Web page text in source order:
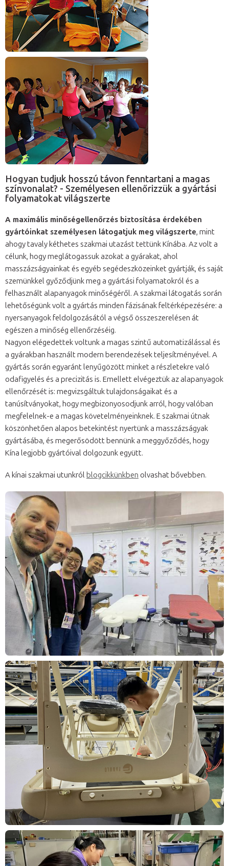
Hogyan tudjuk hosszú távon fenntartani a magas
színvonalat? - Személyesen ellenőrizzük a gyártási
folyamatokat világszerte
A maximális minőségellenőrzés biztosítása érdekében
gyártóinkat személyesen látogatjuk meg világszerte, mint
ahogy tavaly kéthetes szakmai utazást tettünk Kínába. Az volt a
célunk, hogy meglátogassuk azokat a gyárakat, ahol
masszázságyainkat és egyéb segédeszközeinket gyártják, és saját
szemünkkel győződjünk meg a gyártási folyamatokról és a
felhasznált alapanyagok minőségéről. A szakmai látogatás során
lehetőségünk volt a gyártás minden fázisának feltérképezésére: a
nyersanyagok feldolgozásától a végső összeszerelésen át
egészen a minőség ellenőrzéséig.
Nagyon elégedettek voltunk a magas szintű automatizálással és
a gyárakban használt modern berendezések teljesítményével. A
gyártás során egyaránt lenyűgözött minket a részletekre való
odafigyelés és a precizitás is. Emellett elvégeztük az alapanyagok
ellenőrzését is: megvizsgáltuk tulajdonságaikat és a
tanúsítványokat, hogy megbizonyosodjunk arról, hogy valóban
megfelelnek-e a magas követelményeinknek. E szakmai útnak
köszönhetően alapos betekintést nyertünk a masszázságyak
gyártásába, és megerősödött bennünk a meggyőződés, hogy
Kína legjobb gyártóival dolgozunk együtt.
A kínai szakmai utunkról blogcikkünkben olvashat bővebben.